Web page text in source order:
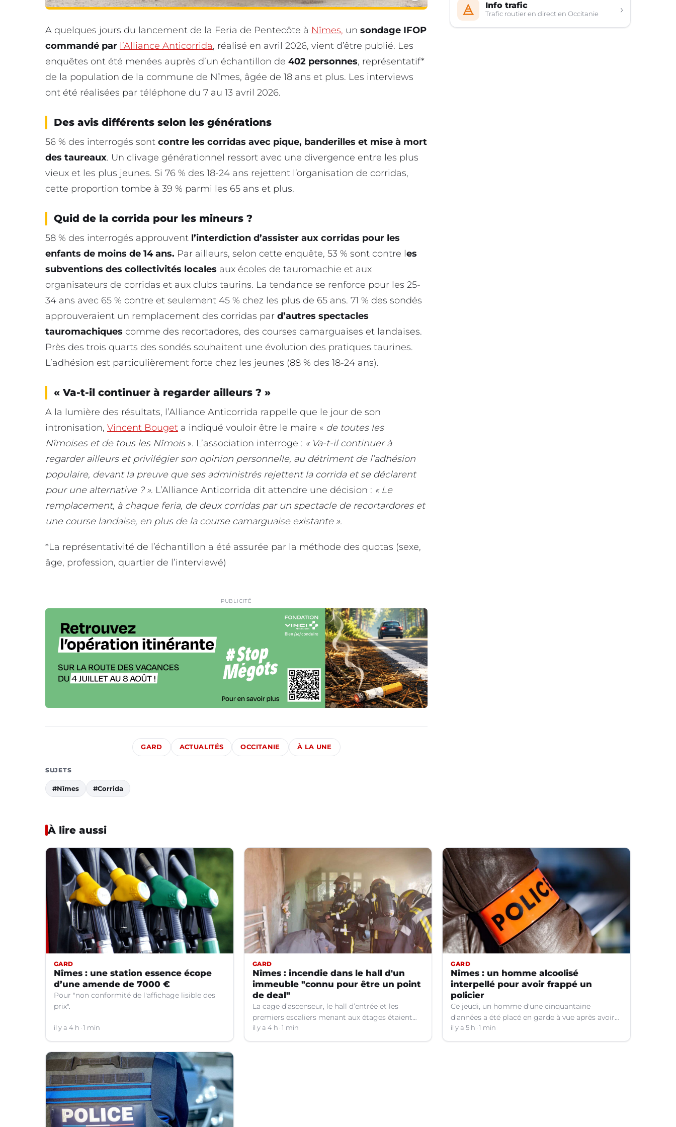
A quelques jours du lancement de la Feria de Pentecôte à Nîmes, un sondage IFOP
commandé par l’Alliance Anticorrida, réalisé en avril 2026, vient d’être publié. Les
enquêtes ont été menées auprès d’un échantillon de 402 personnes, représentatif*
de la population de la commune de Nîmes, âgée de 18 ans et plus. Les interviews
ont été réalisées par téléphone du 7 au 13 avril 2026.
Des avis différents selon les générations
56 % des interrogés sont contre les corridas avec pique, banderilles et mise à mort
des taureaux. Un clivage générationnel ressort avec une divergence entre les plus
vieux et les plus jeunes. Si 76 % des 18-24 ans rejettent l’organisation de corridas,
cette proportion tombe à 39 % parmi les 65 ans et plus.
Quid de la corrida pour les mineurs ?
58 % des interrogés approuvent l’interdiction d’assister aux corridas pour les
enfants de moins de 14 ans. Par ailleurs, selon cette enquête, 53 % sont contre les
subventions des collectivités locales aux écoles de tauromachie et aux
organisateurs de corridas et aux clubs taurins. La tendance se renforce pour les 25-
34 ans avec 65 % contre et seulement 45 % chez les plus de 65 ans. 71 % des sondés
approuveraient un remplacement des corridas par d’autres spectacles
tauromachiques comme des recortadores, des courses camarguaises et landaises.
Près des trois quarts des sondés souhaitent une évolution des pratiques taurines.
L’adhésion est particulièrement forte chez les jeunes (88 % des 18-24 ans).
« Va-t-il continuer à regarder ailleurs ? »
A la lumière des résultats, l’Alliance Anticorrida rappelle que le jour de son
intronisation, Vincent Bouget a indiqué vouloir être le maire « de toutes les
Nîmoises et de tous les Nîmois». L’association interroge : « Va-t-il continuer à
regarder ailleurs et privilégier son opinion personnelle, au détriment de l’adhésion
populaire, devant la preuve que ses administrés rejettent la corrida et se déclarent
pour une alternative ? ». L’Alliance Anticorrida dit attendre une décision : « Le
remplacement, à chaque feria, de deux corridas par un spectacle de recortardores et
une course landaise, en plus de la course camarguaise existante ».
*La représentativité de l’échantillon a été assurée par la méthode des quotas (sexe,
âge, profession, quartier de l’interviewé)
PUBLICITÉ
GARD ACTUALITÉS OCCITANIE À LA UNE
SUJETS
#Nîmes #Corrida
Info trafic
Trafic routier en direct en Occitanie ›
À lire aussi
GARD
Nîmes : une station essence écope
d’une amende de 7000 €
Pour "non conformité de l'affichage lisible des
prix".
il y a 4 h 1 min
GARD
Nîmes : incendie dans le hall d'un
immeuble "connu pour être un point
de deal"
La cage d’ascenseur, le hall d’entrée et les
premiers escaliers menant aux étages étaient
noircis et brûlés.
il y a 4 h 1 min
GARD
Nîmes : un homme alcoolisé
interpellé pour avoir frappé un
policier
Ce jeudi, un homme d'une cinquantaine
d'années a été placé en garde à vue après avoir
frappé un policier hors service à Nîmes (Gard).
il y a 5 h 1 min